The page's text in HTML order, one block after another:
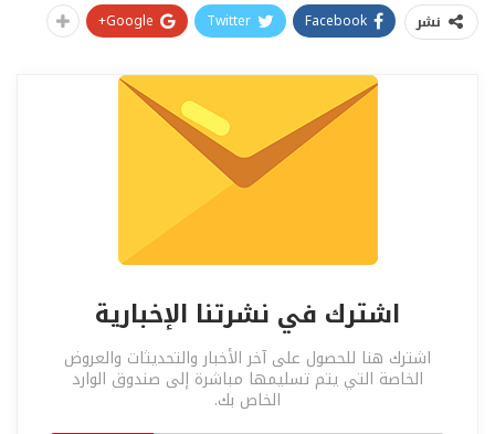
نشر Facebook
Twitter
Google+
اشترك في نشرتنا الإخبارية
اشترك هنا للحصول على آخر الأخبار والتحديثات والعروض
الخاصة التي يتم تسليمها مباشرة إلى صندوق الوارد
الخاص بك.